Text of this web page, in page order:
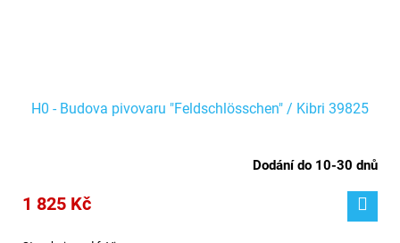
H0 - Budova pivovaru "Feldschlösschen" / Kibri 39825
Dodání do 10-30 dnů
1 825 Kč